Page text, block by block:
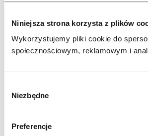
Niniejsza strona korzysta z plików
Wykorzystujemy pliki cookie do
społecznościowym, reklamowym i
zgody
Niezbędne
Preferencje